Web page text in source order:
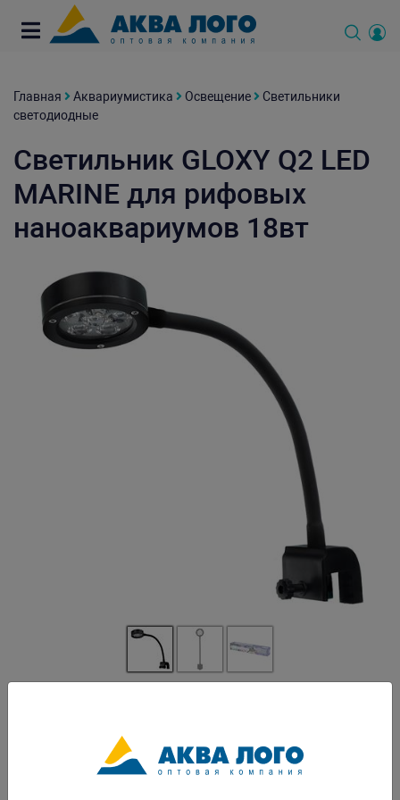
Главная Аквариумистика Освещение
Светильники
светодиодные
Светильник GLOXY Q2 LED
MARINE для рифовых
наноаквариумов 18вт
Миниатюрный, лёгкий и стильный светильник GLOXY Q2 LED MARINE
отлично подойдёт для рифового наноаквариума. В светильнике
используются высококачественные светодиоды. Алюминиевый корпус